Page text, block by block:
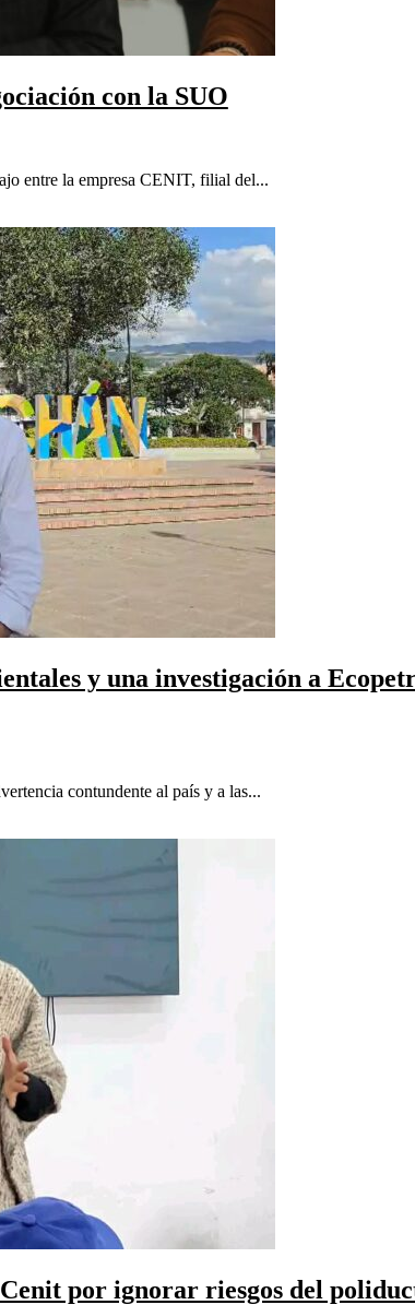
con la SUO
entre la empresa CENIT, filial del...
y una investigación a
contundente al país y a las...
por ignorar riesgos del